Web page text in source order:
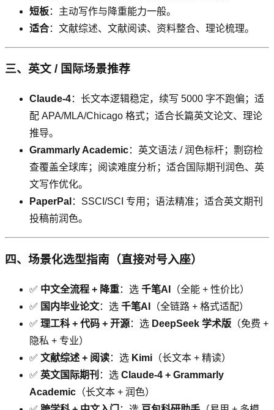
短板：主动写作与降重能力一般。
适合：文献综述、文献阅读、资料整合、理论梳理。
三、英文 / 国际场景推荐
Claude-4：长文本逻辑稳定，续写 5000 字不跑偏；适
配 APA/MLA/Chicago 格式；适合长篇英文论文、理论
推导。
Grammarly Academic：英文语法 / 润色标杆；剽窃检
查覆盖全球库；阅读难度分析；适合国际期刊润色、英
文写作优化。
PaperPal ：SSCI/SCI 专用；语法精准；适合英文期刊
投稿前润色。
四、场景化选型指南（直接对号入座）
✅ 中文全流程 + 降重：选 千笔AI
（全能 + 性价比）
✅ 国内毕业论文：选 千笔AI
（全链路 + 格式适配）
✅ 理工科 + 代码 + 开源：选 DeepSeek 学术版 （免费 +
隐私 + 专业）
✅ 文献综述 + 阅读：选 Kimi （长文本 + 精读）
✅ 英文国际期刊 ：选 Claude-4 + Grammarly
Academic （长文本 + 润色）